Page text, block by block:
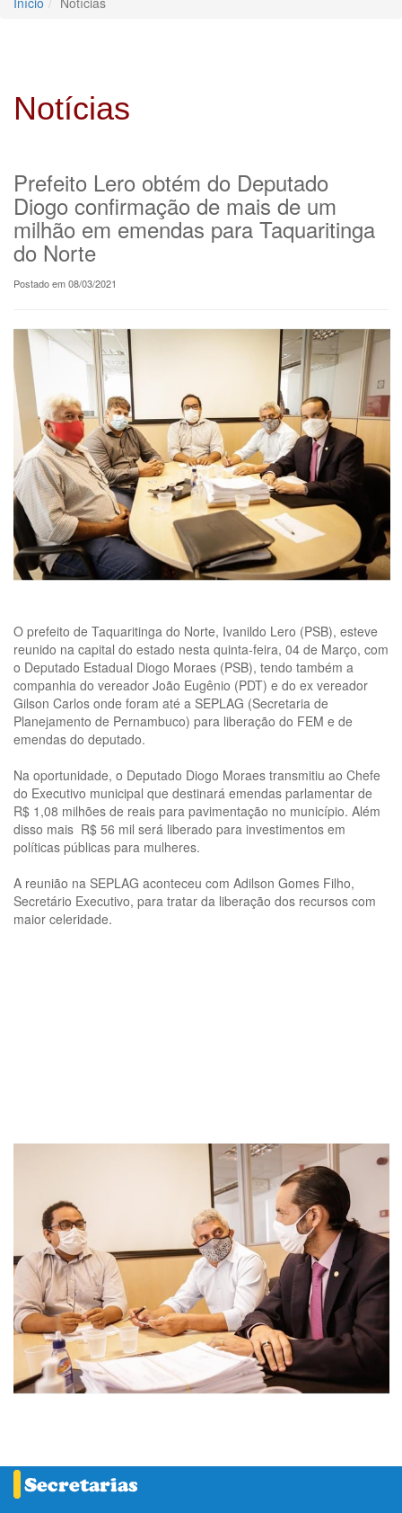
Notícias
Prefeito Lero obtém do Deputado
Diogo confirmação de mais de um
milhão em emendas para Taquaritinga
do Norte
Postado em 08/03/2021
O prefeito de Taquaritinga do Norte, Ivanildo Lero (PSB), esteve
reunido na capital do estado nesta quinta-feira, 04 de Março, com
o Deputado Estadual Diogo Moraes (PSB), tendo também a
companhia do vereador João Eugênio (PDT) e do ex vereador
Gilson Carlos onde foram até a SEPLAG (Secretaria de
Planejamento de Pernambuco) para liberação do FEM e de
emendas do deputado.
Na oportunidade, o Deputado Diogo Moraes transmitiu ao Chefe
do Executivo municipal que destinará emendas parlamentar de
R$ 1,08 milhões de reais para pavimentação no município. Além
disso mais R$ 56 mil será liberado para investimentos em
políticas públicas para mulheres.
A reunião na SEPLAG aconteceu com Adilson Gomes Filho,
Secretário Executivo, para tratar da liberação dos recursos com
maior celeridade.